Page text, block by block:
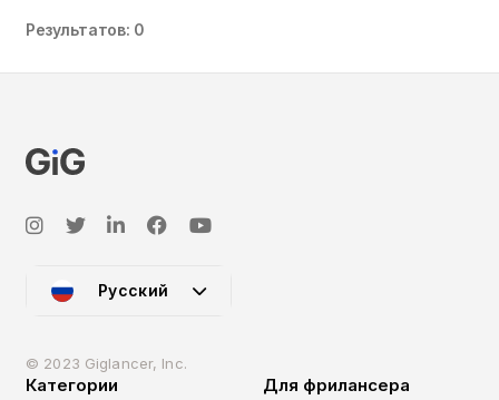
Результатов: 0
Русский
© 2023 Giglancer, Inc.
Категории
Для фрилансера